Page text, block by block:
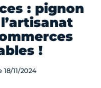
: pignon
!
11/2024